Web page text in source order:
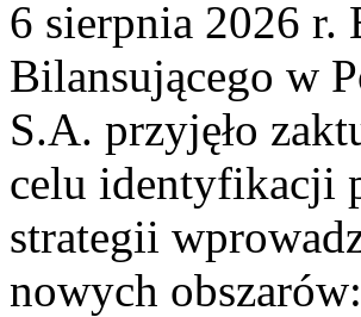
6 sierpnia 2026
Bilansującego w
S.A. przyjęło
celu identyfikacji
strategii
nowych